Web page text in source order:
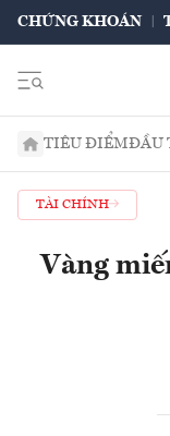
CHỨNG KHOÁN
TIÊU ĐIỂMĐẦU
TÀI CHÍNH
Vàng